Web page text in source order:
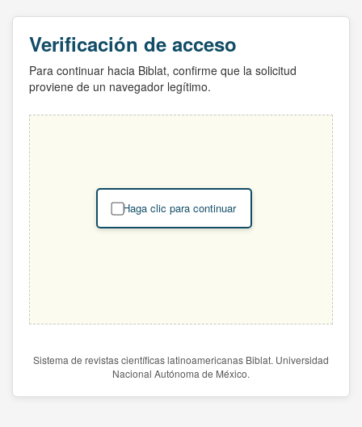
Verificación de acceso
Para continuar hacia Biblat, confirme que la solicitud
proviene de un navegador legítimo.
Haga clic para continuar
Sistema de revistas científicas latinoamericanas Biblat. Universidad
Nacional Autónoma de México.